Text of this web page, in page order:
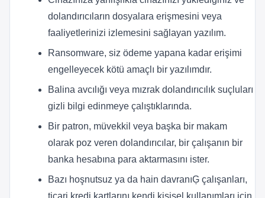
dolandırıcıların dosyalara erişmesini veya
faaliyetlerinizi izlemesini sağlayan yazılım.
Ransomware, siz ödeme yapana kadar erişimi
engelleyecek kötü amaçlı bir yazılımdır.
Balina avcılığı veya mızrak dolandırıcılık suçluları
gizli bilgi edinmeye çalıştıklarında.
Bir patron, müvekkil veya başka bir makam
olarak poz veren dolandırıcılar, bir çalışanın bir
banka hesabına para aktarmasını ister.
Bazı hoşnutsuz ya da hain davranıĢ çalışanları,
ticari kredi kartlarını kendi kişisel kullanımları için